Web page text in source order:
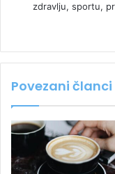
zdravlju, sportu,
Povezani članci